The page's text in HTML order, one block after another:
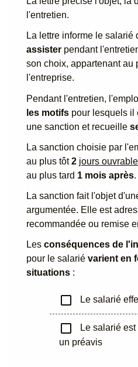
l'entretien.
La lettre informe le salarié
assister pendant
son choix, appartenant au
l'entreprise.
Pendant l'entretien,
les motifs pour lesquels il
une sanction et recueille
La sanction choisie par
au plus tôt2 jours
au plus tard 1 mois après.
La sanction fait l'objet
argumentée. Elle est
recommandée ou remise
Les conséquences de
pour le salarié varient en
situations :
check_box_outline_blank Le salarié
check_box_outline_blank
Le salarié
un préavis